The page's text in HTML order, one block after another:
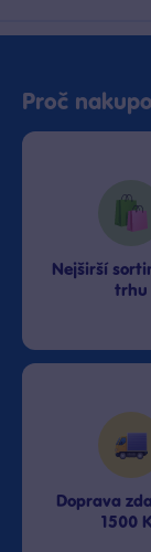
Proč
Nejširší
trhu
Doprava
1500